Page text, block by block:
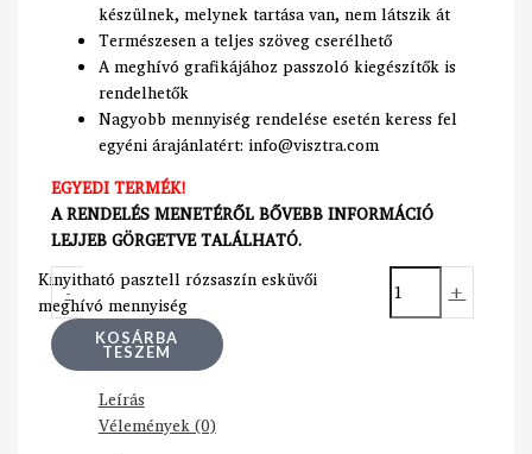
készülnek, melynek tartása van, nem látszik át
Természesen a teljes szöveg cserélhető
A meghívó grafikájához passzoló kiegészítők is
rendelhetők
Nagyobb mennyiség rendelése esetén keress fel
egyéni árajánlatért: info@visztra.com
EGYEDI TERMÉK!
A RENDELÉS MENETÉRŐL BŐVEBB INFORMÁCIÓ
LEJJEB GÖRGETVE TALÁLHATÓ.
-
Kinyitható pasztell rózsaszín esküvői
meghívó mennyiség
+
KOSÁRBA
TESZEM
Leírás
Vélemények (0)